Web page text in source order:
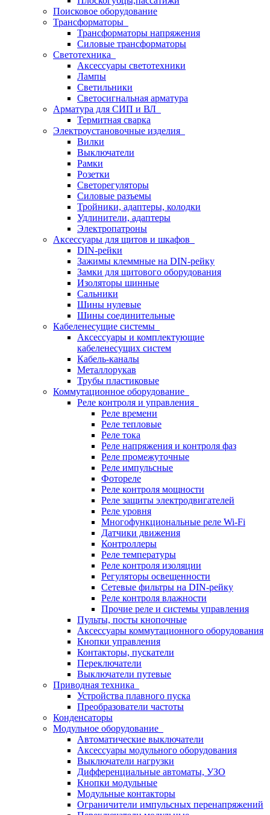
Поисковое оборудование
Трансформаторы
Трансформаторы напряжения
Силовые трансформаторы
Светотехника
Аксессуары светотехники
Лампы
Светильники
Светосигнальная арматура
Арматура для СИП и ВЛ
Термитная сварка
Электроустановочные изделия
Вилки
Выключатели
Рамки
Розетки
Светорегуляторы
Силовые разъемы
Тройники, адаптеры, колодки
Удлинители, адаптеры
Электропатроны
Аксессуары для щитов и шкафов
DIN-рейки
Зажимы клеммные на DIN-рейку
Замки для щитового оборудования
Изоляторы шинные
Сальники
Шины нулевые
Шины соединительные
Кабеленесущие системы
Аксессуары и комплектующие
кабеленесущих систем
Кабель-каналы
Металлорукав
Трубы пластиковые
Коммутационное оборудование
Реле контроля и управления
Реле времени
Реле тепловые
Реле тока
Реле напряжения и контроля фаз
Реле промежуточные
Реле импульсные
Фотореле
Реле контроля мощности
Реле защиты электродвигателей
Реле уровня
Многофункциональные реле Wi-Fi
Датчики движения
Контроллеры
Реле температуры
Реле контроля изоляции
Регуляторы освещенности
Сетевые фильтры на DIN-рейку
Реле контроля влажности
Прочие реле и системы управления
Пульты, посты кнопочные
Аксессуары коммутационного оборудования
Кнопки управления
Контакторы, пускатели
Переключатели
Выключатели путевые
Приводная техника
Устройства плавного пуска
Преобразователи частоты
Конденсаторы
Модульное оборудование
Автоматические выключатели
Аксессуары модульного оборудования
Выключатели нагрузки
Дифференциальные автоматы, УЗО
Кнопки модульные
Модульные контакторы
Ограничители импульсных перенапряжений